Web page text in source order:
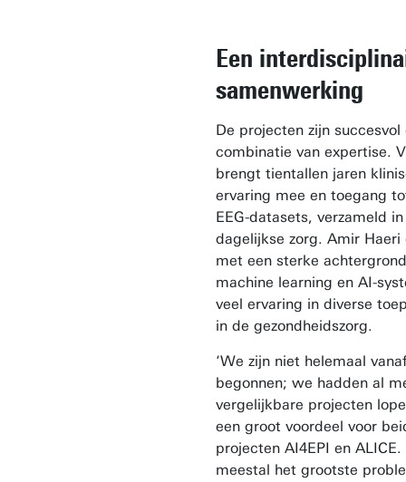
Een
samenwerking
De projecten zijn succesvol
combinatie van expertise.
brengt tientallen jaren
ervaring mee en toegang
EEG-datasets, verzameld
dagelijkse zorg. Amir
met een sterke
machine learning en AI-
veel ervaring in diverse
in de gezondheidszorg.
‘We zijn niet helemaal
begonnen; we hadden al
vergelijkbare projecten
een groot voordeel voor
projecten AI4EPI en
meestal het grootste